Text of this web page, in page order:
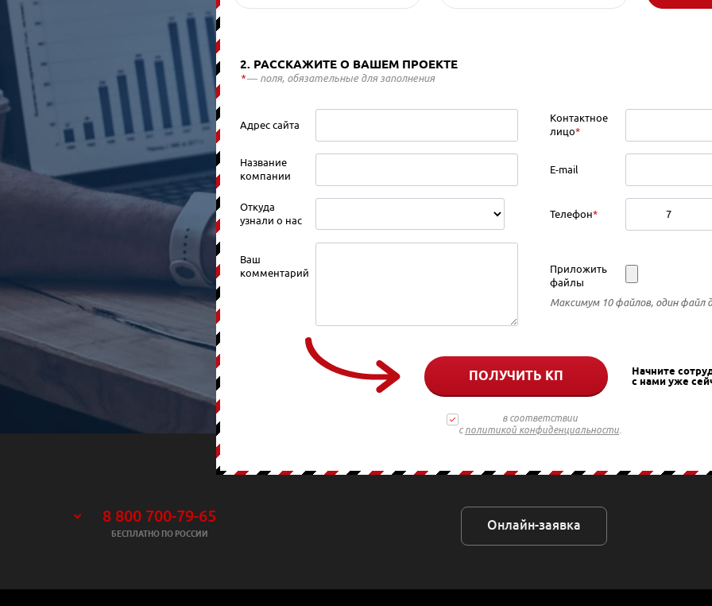
2. РАССКАЖИТЕ О ВАШЕМ ПРОЕКТЕ
*— поля, обязательные для заполнения
Адрес сайта
Контактное
лицо*
Название
компании
E-mail
Откуда
узнали о нас
Телефон*
Ваш
комментарий
Приложить
файлы
Максимум 10 файлов, один файл
ПОЛУЧИТЬ КП
Начните
с нами уже
в соответствии
с политикой конфиденциальности
8 800 700-79-65
БЕСПЛАТНО ПО РОССИИ
Онлайн-заявка